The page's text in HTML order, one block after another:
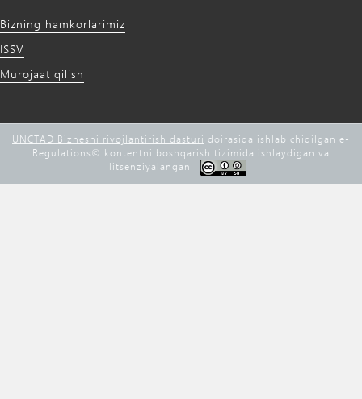
Bizning hamkorlarimiz
ISSV
Murojaat qilish
UNCTAD Biznesni rivojlantirish dasturi doirasida ishlab chiqilgan e-
Regulations©️ kontentni boshqarish tizimida ishlaydigan va
litsenziyalangan